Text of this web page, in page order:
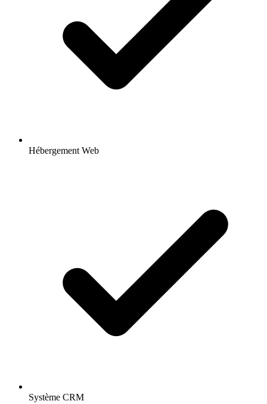
Hébergement Web
Système CRM